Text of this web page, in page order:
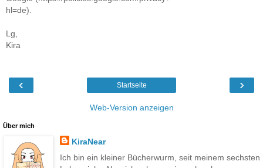
hl=de).
Lg,
Kira
‹ ›
Startseite
Web-Version anzeigen
Über mich
KiraNear
Ich bin ein kleiner Bücherwurm, seit meinem sechsten